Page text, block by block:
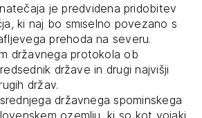
je predvidena pridobitev
ki naj bo smiselno povezano s
prehoda na severu.
državnega protokola ob
države in drugi najvišji
držav.
državnega spominskega